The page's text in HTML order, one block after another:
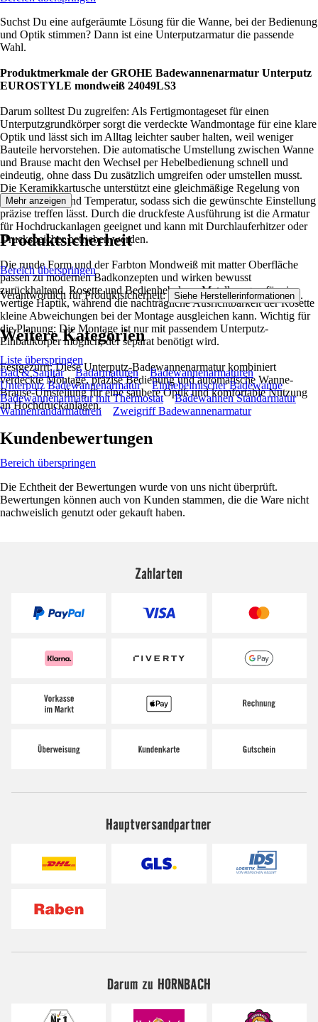
Suchst Du eine aufgeräumte Lösung für die Wanne, bei der Bedienung
und Optik stimmen? Dann ist eine Unterputzarmatur die passende
Wahl.
Produktmerkmale der GROHE Badewannenarmatur Unterputz
EUROSTYLE mondweiß 24049LS3
Darum solltest Du zugreifen: Als Fertigmontageset für einen
Unterputzgrundkörper sorgt die verdeckte Wandmontage für eine klare
Optik und lässt sich im Alltag leichter sauber halten, weil weniger
Bauteile hervorstehen. Die automatische Umstellung zwischen Wanne
und Brause macht den Wechsel per Hebelbedienung schnell und
eindeutig, ohne dass Du zusätzlich umgreifen oder umstellen musst.
Die Keramikkartusche unterstützt eine gleichmäßige Regelung von
Wassermenge und Temperatur, sodass sich die gewünschte Einstellung
präzise treffen lässt. Durch die druckfeste Ausführung ist die Armatur
für Hochdruckanlagen geeignet und kann mit Durchlauferhitzer oder
Druckspeicher betrieben werden.
Die runde Form und der Farbton Mondweiß mit matter Oberfläche
passen zu modernen Badkonzepten und wirken bewusst
zurückhaltend. Rosette und Bedienhebel aus Metall sorgen für eine
wertige Haptik, während die nachträgliche Ausrichtbarkeit der Rosette
kleine Abweichungen bei der Montage ausgleichen kann. Wichtig für
die Planung: Die Montage ist nur mit passendem Unterputz-
Einbaukörper möglich, der separat benötigt wird.
Festgezurrt: Diese Unterputz-Badewannenarmatur kombiniert
verdeckte Montage, präzise Bedienung und automatische Wanne-
Brause-Umstellung für eine saubere Optik und komfortable Nutzung
an Hochdruckanlagen.
Mehr anzeigen
Produktsicherheit
Bereich überspringen
Verantwortlich für Produktsicherheit: Siehe Herstellerinformationen .
Weitere Kategorien
Liste überspringen
Bad & Sanitär
Badarmaturen
Badewannenarmaturen
Unterputz Badewannenarmatur
Einhebelmischer Badewanne
Badewannenarmatur mit Thermostat
Badewannen Standarmatur
Wannenrandarmaturen
Zweigriff Badewannenarmatur
Kundenbewertungen
Bereich überspringen
Die Echtheit der Bewertungen wurde von uns nicht überprüft.
Bewertungen können auch von Kunden stammen, die die Ware nicht
nachweislich genutzt oder gekauft haben.
Zahlarten
Hauptversandpartner
Darum zu HORNBACH